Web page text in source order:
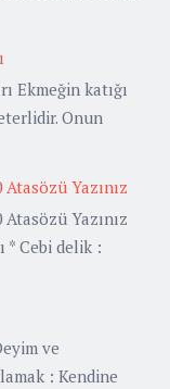
Ekmeğin katığı
Onun
Yazınız
Yazınız
* Cebi delik :
ve
: Kendine